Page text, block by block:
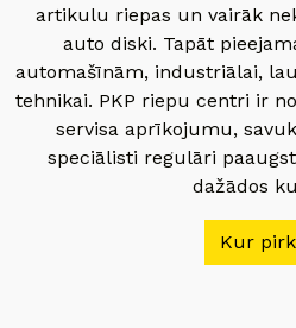
artikulu riepas un vairāk
auto diski. Tapāt
automašīnām, industriālai,
tehnikai. PKP riepu centri ir
servisa aprīkojumu,
speciālisti regulāri
dažādos
Kur